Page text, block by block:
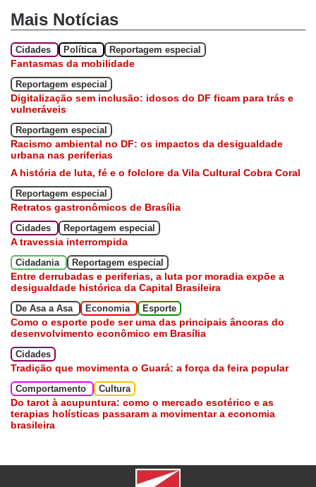
Mais Notícias
Cidades Política Reportagem especial
Fantasmas da mobilidade
Reportagem especial
Digitalização sem inclusão: idosos do DF ficam para trás e
vulneráveis
Reportagem especial
Racismo ambiental no DF: os impactos da desigualdade
urbana nas periferias
A história de luta, fé e o folclore da Vila Cultural Cobra Coral
Reportagem especial
Retratos gastronômicos de Brasília
Cidades Reportagem especial
A travessia interrompida
Cidadania Reportagem especial
Entre derrubadas e periferias, a luta por moradia expõe a
desigualdade histórica da Capital Brasileira
De Asa a Asa Economia Esporte
Como o esporte pode ser uma das principais âncoras do
desenvolvimento econômico em Brasília
Cidades
Tradição que movimenta o Guará: a força da feira popular
Comportamento Cultura
Do tarot à acupuntura: como o mercado esotérico e as
terapias holísticas passaram a movimentar a economia
brasileira